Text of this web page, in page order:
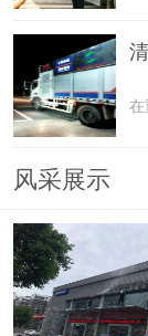
风采展示